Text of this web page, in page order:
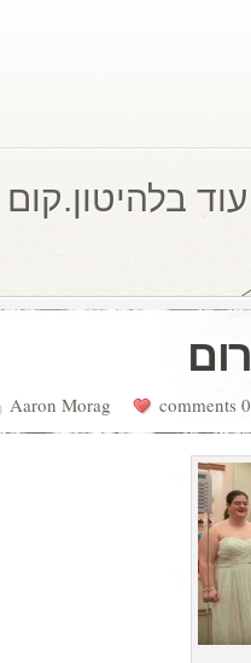
עוד בלהיטון.קום
Aaron Morag 0 comments